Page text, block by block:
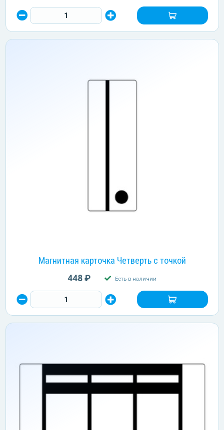
Магнитная карточка Четверть с точкой
448 ₽ Есть в наличии